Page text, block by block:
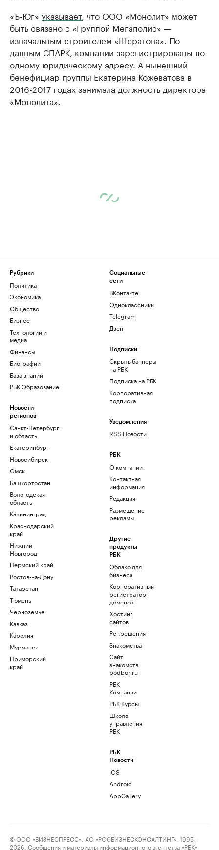
«Ъ-Юг» указывает, что ООО «Монолит» может
быть связано с «Группой Мегаполис» —
изначальным строителем «Шератона». По
данным СПАРК, компании зарегистрированы по
одному юридическому адресу. А нынешний
бенефициар группы Екатерина Кожеватова в
2016-2017 годах занимала должность директора
«Монолита».
Рубрики
Политика
Экономика
Общество
Бизнес
Технологии и
медиа
Финансы
Биографии
База знаний
РБК Образование
Новости
регионов
Санкт-Петербург
и область
Екатеринбург
Новосибирск
Омск
Башкортостан
Вологодская
область
Калининград
Краснодарский
край
Нижний
Новгород
Пермский край
Ростов-на-Дону
Татарстан
Тюмень
Черноземье
Кавказ
Карелия
Мурманск
Приморский
край
Социальные
сети
ВКонтакте
Одноклассники
Telegram
Дзен
Подписки
Скрыть баннеры
на РБК
Подписка на РБК
Корпоративная
подписка
Уведомления
RSS Новости
РБК
О компании
Контактная
информация
Редакция
Размещение
рекламы
Другие
продукты
РБК
Облако для
бизнеса
Корпоративный
регистратор
доменов
Хостинг
сайтов
Рег.решения
Знакомства
Сайт
знакомств
podbor.ru
РБК
Компании
РБК Курсы
Школа
управления
РБК
РБК
Новости
iOS
Android
AppGallery
© ООО «БИЗНЕСПРЕСС», АО «РОСБИЗНЕСКОНСАЛТИНГ», 1995–
2026. Сообщения и материалы информационного агентства «РБК»